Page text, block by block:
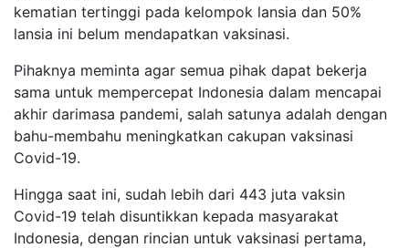
kematian tertinggi pada kelompok lansia dan 50%
lansia ini belum mendapatkan vaksinasi.
Pihaknya meminta agar semua pihak dapat bekerja
sama untuk mempercepat Indonesia dalam mencapai
akhir darimasa pandemi, salah satunya adalah dengan
bahu-membahu meningkatkan cakupan vaksinasi
Covid-19.
Hingga saat ini, sudah lebih dari 443 juta vaksin
Covid-19 telah disuntikkan kepada masyarakat
Indonesia, dengan rincian untuk vaksinasi pertama,